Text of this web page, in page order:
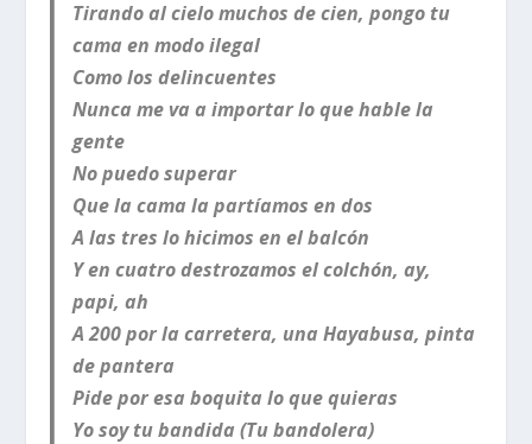
Tirando al cielo muchos de cien, pongo tu
cama en modo ilegal
Como los delincuentes
Nunca me va a importar lo que hable la
gente
No puedo superar
Que la cama la partíamos en dos
A las tres lo hicimos en el balcón
Y en cuatro destrozamos el colchón, ay,
papi, ah
A 200 por la carretera, una Hayabusa, pinta
de pantera
Pide por esa boquita lo que quieras
Yo soy tu bandida (Tu bandolera)